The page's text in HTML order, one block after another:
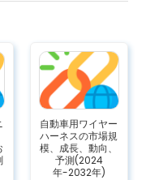
自動車用ワイヤー
ハーネスの市場規
模、成長、動向、
予測(2024
年-2032年)